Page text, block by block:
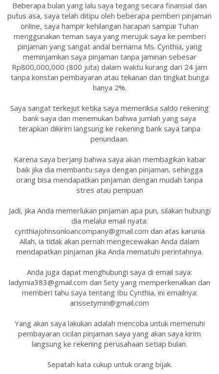
Beberapa bulan yang lalu saya tegang secara finansial dan
putus asa, saya telah ditipu oleh beberapa pemberi pinjaman
online, saya hampir kehilangan harapan sampai Tuhan
menggunakan teman saya yang merujuk saya ke pemberi
pinjaman yang sangat andal bernama Ms. Cynthia, yang
meminjamkan saya pinjaman tanpa jaminan sebesar
Rp800,000,000 (800 juta) dalam waktu kurang dari 24 jam
tanpa konstan pembayaran atau tekanan dan tingkat bunga
hanya 2%.
Saya sangat terkejut ketika saya memeriksa saldo rekening
bank saya dan menemukan bahwa jumlah yang saya
terapkan dikirim langsung ke rekening bank saya tanpa
penundaan.
Karena saya berjanji bahwa saya akan membagikan kabar
baik jika dia membantu saya dengan pinjaman, sehingga
orang bisa mendapatkan pinjaman dengan mudah tanpa
stres atau penipuan
Jadi, jika Anda memerlukan pinjaman apa pun, silakan hubungi
dia melalui email nyata:
cynthiajohnsonloancompany@gmail.com dan atas karunia
Allah, ia tidak akan pernah mengecewakan Anda dalam
mendapatkan pinjaman jika Anda mematuhi perintahnya.
Anda juga dapat menghubungi saya di email saya:
ladymia383@gmail.com dan Sety yang memperkenalkan dan
memberi tahu saya tentang Ibu Cynthia, ini emailnya:
arissetymin@gmail.com
Yang akan saya lakukan adalah mencoba untuk memenuhi
pembayaran cicilan pinjaman saya yang akan saya kirim
langsung ke rekening perusahaan setiap bulan.
Sepatah kata cukup untuk orang bijak.